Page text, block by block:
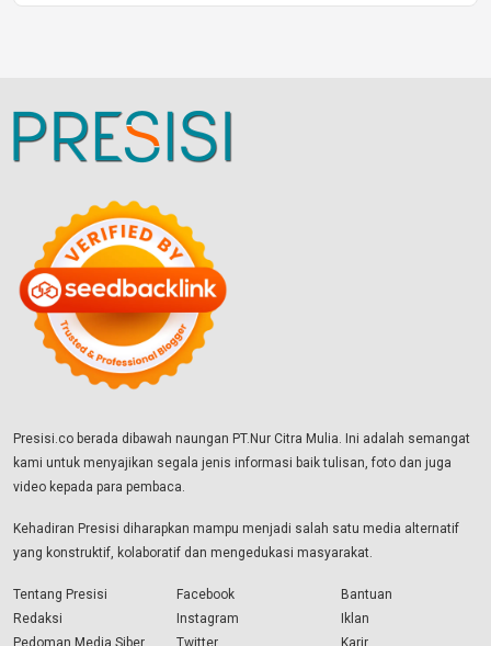
Presisi.co berada dibawah naungan PT.Nur Citra Mulia. Ini adalah semangat
kami untuk menyajikan segala jenis informasi baik tulisan, foto dan juga
video kepada para pembaca.
Kehadiran Presisi diharapkan mampu menjadi salah satu media alternatif
yang konstruktif, kolaboratif dan mengedukasi masyarakat.
Tentang Presisi
Redaksi
Pedoman Media Siber
Facebook
Instagram
Twitter
Bantuan
Iklan
Karir